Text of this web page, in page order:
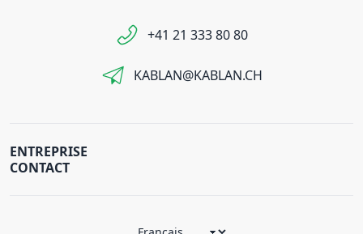
+41 21 333 80 80
KABLAN@KABLAN.CH
ENTREPRISE
CONTACT